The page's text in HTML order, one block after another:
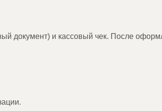
документ) и кассовый чек. После